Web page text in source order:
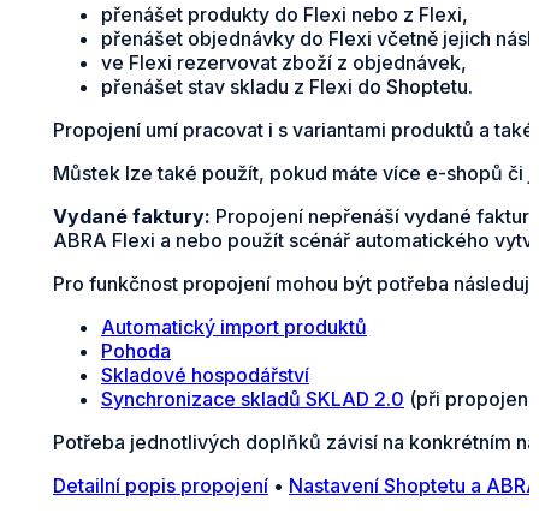
přenášet produkty do Flexi nebo z Flexi,
přenášet objednávky do Flexi včetně jejich
ve Flexi rezervovat zboží z objednávek,
přenášet stav skladu z Flexi do Shoptetu.
Propojení umí pracovat i s variantami produktů a
Můstek lze také použít, pokud máte více e-shopů či
Vydané faktury: Propojení nepřenáší vydané
ABRA Flexi a nebo použít scénář automatického
Pro funkčnost propojení mohou být potřeba
Automatický import produktů
Pohoda
Skladové hospodářství
Synchronizace skladů SKLAD 2.0 (při
Potřeba jednotlivých doplňků závisí na konkrétním
Detailní popis propojení • Nastavení Shoptetu a